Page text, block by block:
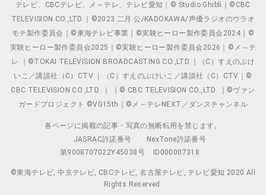
テレビ、CBCテレビ、メ～テレ、テレビ愛知｜© Studio Ghibli｜©CBC
TELEVISION CO.,LTD.｜©2023 二月 公/KADOKAWA/声優ラジオのウラオ
モテ製作委員会｜©東海テレビ事業｜©実験ヒーロー製作委員会2024｜©
実験ヒーロー製作委員会2025｜©実験ヒーロー製作委員会2026｜©メ～テ
レ ｜©TOKAI TELEVISION BROADCASTING CO.,LTD.｜（C）すえのぶけ
いこ／講談社（C）CTV ｜（C）すえのぶけいこ／講談社（C）CTV｜©
CBC TELEVISION CO.,LTD. ｜ ｜© CBC TELEVISION CO.,LTD. ｜©ヴァン
ガードプロジェクト ©VG15th｜©メ～テレNEXT／ダンスチャンネル
各ページに掲載の記事・写真の無断転用を禁じます。
JASRAC許諾番号
NexTone許諾番号
第9008707022Y45038号
ID000007318
©東海テレビ, 中京テレビ, CBCテレビ, 名古屋テレビ, テレビ愛知 2020 All
Rights Reserved.